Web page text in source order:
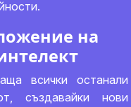
на
всички останали
създавайки нови